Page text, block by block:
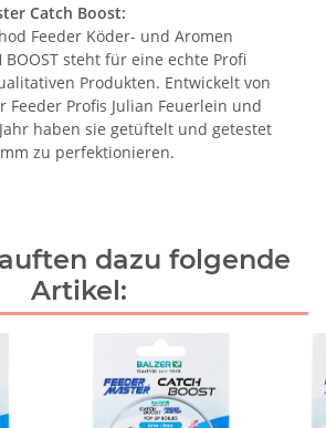
Catch Boost:
Feeder Köder- und Aromen
BOOST steht für eine echte Profi
Produkten. Entwickelt von
Feeder Profis Julian Feuerlein und
haben sie getüftelt und getestet
zu perfektionieren.
dazu folgende
Artikel: